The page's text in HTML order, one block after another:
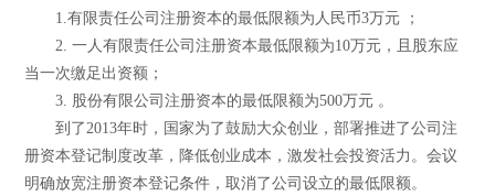
1.有限责任公司注册资本的最低限额为人民币3万元 ；
2. 一人有限责任公司注册资本最低限额为10万元，且股东应
当一次缴足出资额；
3. 股份有限公司注册资本的最低限额为500万元 。
到了2013年时，国家为了鼓励大众创业，部署推进了公司注
册资本登记制度改革，降低创业成本，激发社会投资活力。会议
明确放宽注册资本登记条件，取消了公司设立的最低限额。